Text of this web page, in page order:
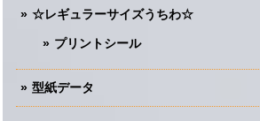
☆レギュラーサイズうちわ☆
プリントシール
型紙データ